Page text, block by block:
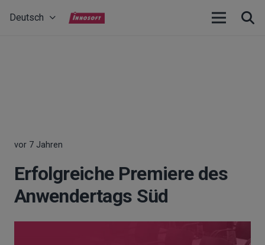
Deutsch
vor 7 Jahren
Erfolgreiche Premiere des
Anwendertags Süd